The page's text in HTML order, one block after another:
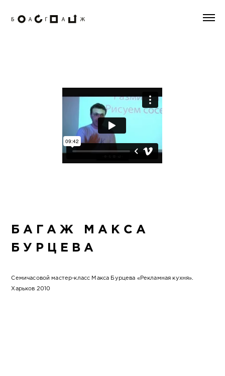
БАГАЖ МАКСА
БУРЦЕВА
Семичасовой мастер-класс Макса Бурцева «Рекламная кухня».
Харьков 2010